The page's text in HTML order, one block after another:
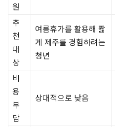
원
추
천
대
상
여름휴가를 활용해 짧
게 제주를 경험하려는
청년
비
용
부
담
상대적으로 낮음